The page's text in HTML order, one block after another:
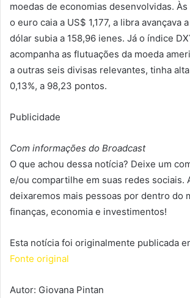
moedas de economias desenvolvidas.
o euro caia a US$ 1,177, a libra avançava
dólar subia a 158,96 ienes. Já o índice
acompanha as flutuações da moeda
a outras seis divisas relevantes, tinha
0,13%, a 98,23 pontos.
Publicidade
Com informações do Broadcast
O que achou dessa notícia? Deixe um
e/ou compartilhe em suas redes sociais.
deixaremos mais pessoas por dentro do
finanças, economia e investimentos!
Esta notícia foi originalmente publicada
Fonte original
Autor: Giovana Pintan